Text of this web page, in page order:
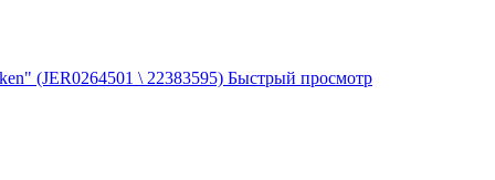
(JER0264501 \ 22383595) Быстрый просмотр